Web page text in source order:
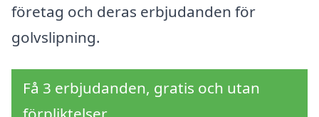
företag och deras erbjudanden för
golvslipning.
Få 3 erbjudanden, gratis och utan